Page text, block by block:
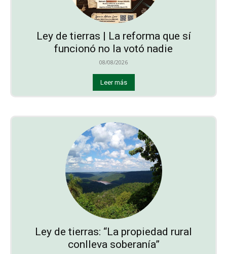
Ley de tierras | La reforma que sí
funcionó no la votó nadie
08/08/2026
Leer más
Ley de tierras: “La propiedad rural
conlleva soberanía”